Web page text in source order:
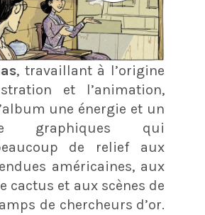
, travaillant à l’origine
et l’animation,
une énergie et un
graphiques qui
de relief aux
américaines, aux
cactus et aux scènes de
de chercheurs d’or.